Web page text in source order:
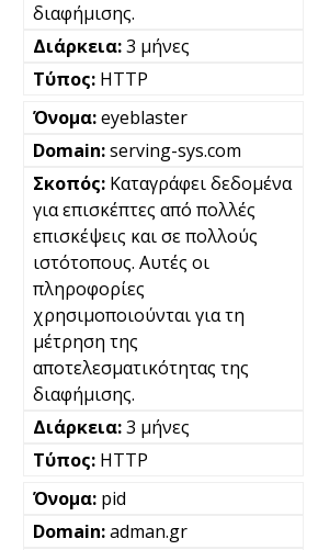
διαφήμισης.
3 μήνες
HTTP
eyeblaster
serving-sys.com
Καταγράφει δεδομένα
για επισκέπτες από πολλές
επισκέψεις και σε πολλούς
ιστότοπους. Αυτές οι
πληροφορίες
χρησιμοποιούνται για τη
μέτρηση της
αποτελεσματικότητας της
διαφήμισης.
3 μήνες
HTTP
pid
adman.gr